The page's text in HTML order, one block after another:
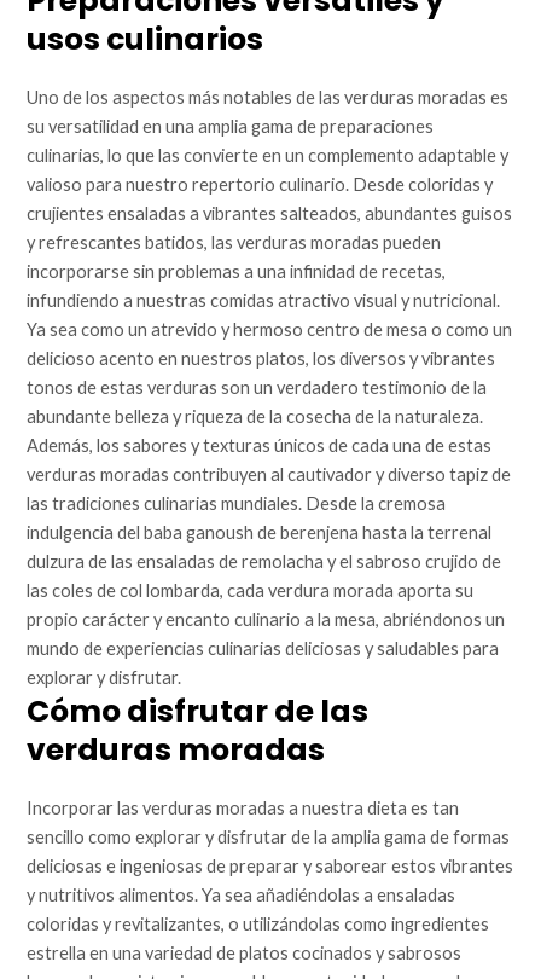
usos culinarios
Uno de los aspectos más notables de las verduras moradas es
su versatilidad en una amplia gama de preparaciones
culinarias, lo que las convierte en un complemento adaptable y
valioso para nuestro repertorio culinario. Desde coloridas y
crujientes ensaladas a vibrantes salteados, abundantes guisos
y refrescantes batidos, las verduras moradas pueden
incorporarse sin problemas a una infinidad de recetas,
infundiendo a nuestras comidas atractivo visual y nutricional.
Ya sea como un atrevido y hermoso centro de mesa o como un
delicioso acento en nuestros platos, los diversos y vibrantes
tonos de estas verduras son un verdadero testimonio de la
abundante belleza y riqueza de la cosecha de la naturaleza.
Además, los sabores y texturas únicos de cada una de estas
verduras moradas contribuyen al cautivador y diverso tapiz de
las tradiciones culinarias mundiales. Desde la cremosa
indulgencia del baba ganoush de berenjena hasta la terrenal
dulzura de las ensaladas de remolacha y el sabroso crujido de
las coles de col lombarda, cada verdura morada aporta su
propio carácter y encanto culinario a la mesa, abriéndonos un
mundo de experiencias culinarias deliciosas y saludables para
explorar y disfrutar.
Cómo disfrutar de las
verduras moradas
Incorporar las verduras moradas a nuestra dieta es tan
sencillo como explorar y disfrutar de la amplia gama de formas
deliciosas e ingeniosas de preparar y saborear estos vibrantes
y nutritivos alimentos. Ya sea añadiéndolas a ensaladas
coloridas y revitalizantes, o utilizándolas como ingredientes
estrella en una variedad de platos cocinados y sabrosos